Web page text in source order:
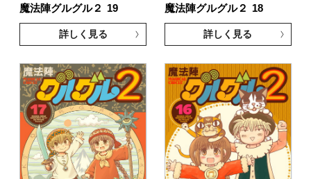
魔法陣グルグル２
19
詳しく見る
魔法陣グルグル２
18
詳しく見る